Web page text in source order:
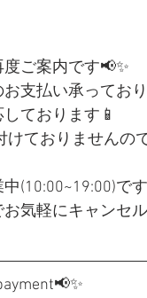
ご案内です📢✨
支払い承ってお
ております📱
けておりませんの
(10:00~19:00)で
気軽にキャンセ
📢✨